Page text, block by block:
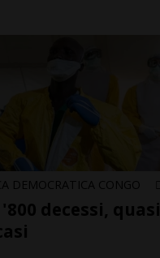
DEMOCRATICA CONGO
decessi, quasi